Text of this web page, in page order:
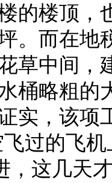
的楼顶，
。而在地
草中间，
桶略粗的
实，该项
飞过的飞
，这几天